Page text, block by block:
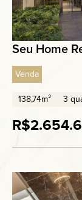
Seu Home
Venda
138,74m²
3